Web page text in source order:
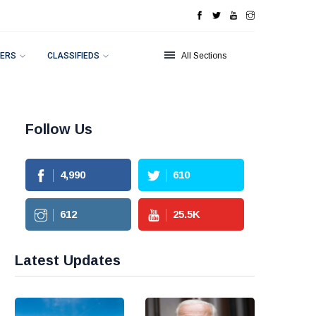
CLASSIFIEDS All Sections
Follow Us
4,990 610
612 25.5K
Latest Updates